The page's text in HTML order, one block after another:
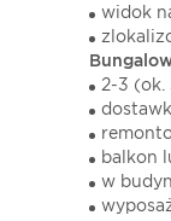
widok
2-3 (ok.
balkon
w